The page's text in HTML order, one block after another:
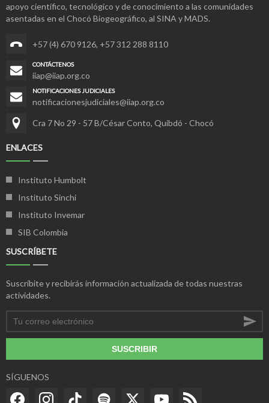
apoyo científico, tecnológico y de conocimiento a las comunidades
asentadas en el Chocó Biogeográfico, al SINA y MADS.
+57 (4) 670 9126, +57 312 288 8110
CONTÁCTENOS
iiap@iiap.org.co
NOTIFICACIONES JUDICIALES
notificacionesjudiciales@iiap.org.co
Cra 7 No 29 - 57 B/César Conto, Quibdó - Chocó
ENLACES
Instituto Humbolt
Instituto Sinchi
Instituto Invemar
SIB Colombia
SUSCRÍBETE
Suscríbite y recibirás información actualizada de todas nuestras
actividades.
SUSCRIBIR
SÍGUENOS